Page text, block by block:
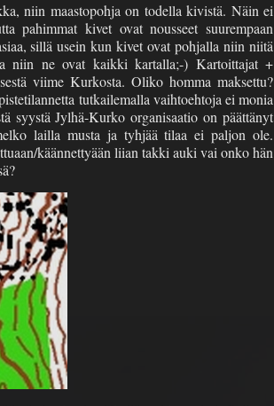
niin maastopohja on todella kivistä. Näin ei
pahimmat kivet ovat nousseet suurempaan
sillä usein kun kivet ovat pohjalla niin niitä
niin ne ovat kaikki kartalla;-) Kartoittajat +
viime Kurkosta. Oliko homma maksettu?
tutkailemalla vaihtoehtoja ei monia
Jylhä-Kurko organisaatio on päättänyt
lailla musta ja tyhjää tilaa ei paljon ole.
käännettyään liian takki auki vai onko hän